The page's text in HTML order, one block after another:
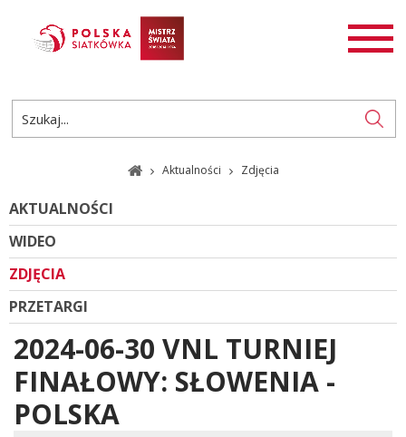
AKTUALNOŚCI
ROZGRYWKI
PL EN
Aktualności Zdjęcia
AKTUALNOŚCI
WIDEO
ZDJĘCIA
PRZETARGI
2024-06-30 VNL TURNIEJ
FINAŁOWY: SŁOWENIA -
POLSKA